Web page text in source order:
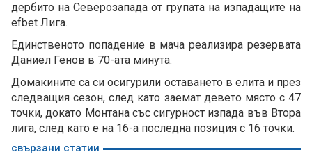
дербито на Северозапада от групата на изпадащите на
efbet Лига.
Единственото попадение в мача реализира резервата
Даниел Генов в 70-ата минута.
Домакините са си осигурили оставането в елита и през
следващия сезон, след като заемат девето място с 47
точки, докато Монтана със сигурност изпада във Втора
лига, след като е на 16-а последна позиция с 16 точки.
свързани статии